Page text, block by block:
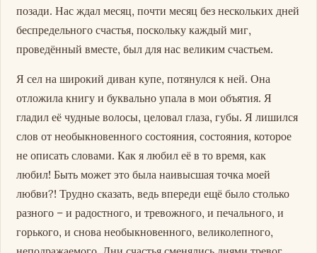
позади. Нас ждал месяц, почти месяц без нескольких дней
беспредельного счастья, поскольку каждый миг,
проведённый вместе, был для нас великим счастьем.
Я сел на широкий диван купе, потянулся к ней. Она
отложила книгу и буквально упала в мои объятия. Я
гладил её чудные волосы, целовал глаза, губы. Я лишился
слов от необыкновенного состояния, состояния, которое
не описать словами. Как я любил её в то время, как
любил! Быть может это была наивысшая точка моей
любви?! Трудно сказать, ведь впереди ещё было столько
разного – и радостного, и тревожного, и печального, и
горького, и снова необыкновенного, великолепного,